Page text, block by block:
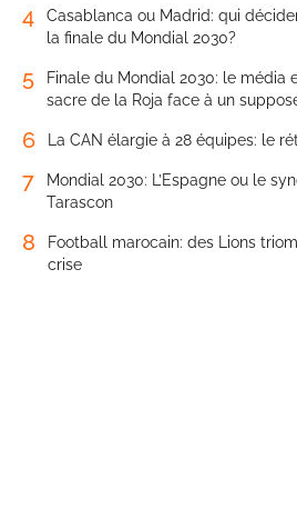
4
Casablanca ou Madrid: qui
la finale du Mondial 2030?
5
Finale du Mondial 2030: le média
sacre de la Roja face à un
6 La CAN élargie à 28 équipes: le
7
Mondial 2030: L’Espagne ou le
Tarascon
8
Football marocain: des Lions
crise